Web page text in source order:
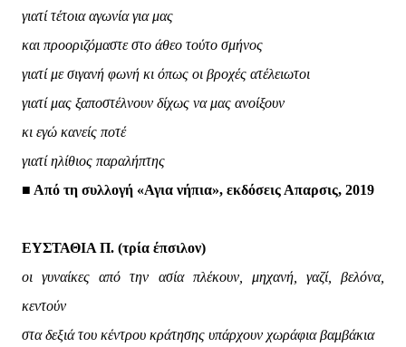
γιατί τέτοια αγωνία για μας
και προοριζόμαστε στο άθεο τούτο σμήνος
γιατί με σιγανή φωνή κι όπως οι βροχές ατέλειωτοι
γιατί μας ξαποστέλνουν δίχως να μας ανοίξουν
κι εγώ κανείς ποτέ
γιατί ηλίθιος παραλήπτης
■ Από τη συλλογή «Αγια νήπια», εκδόσεις Απαρσις, 2019
ΕΥΣΤΑΘΙΑ Π. (τρία έπσιλον)
οι γυναίκες από την ασία πλέκουν, μηχανή, γαζί, βελόνα,
κεντούν
στα δεξιά του κέντρου κράτησης υπάρχουν χωράφια βαμβάκια